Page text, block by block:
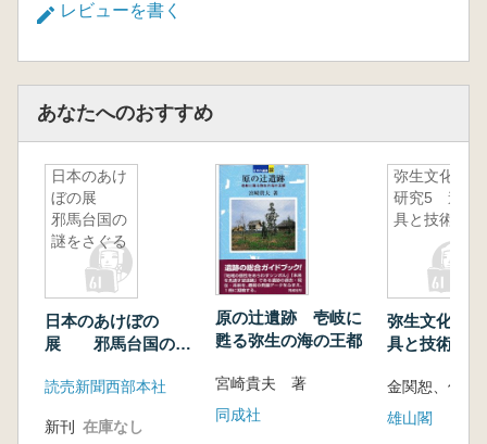
レビューを書く
あなたへのおすすめ
日本のあけ
ぼの展
邪馬台国の
謎をさぐる
日本のあけぼの
展 邪馬台国の謎
読売新聞西部本社
新刊 在庫なし
原の辻遺跡 壱岐に
甦る弥生の海の王都
宮崎貴夫 著
同成社
弥生文化の
研究5 道
具と技術1
弥生文化の
具と技術1
金関恕、佐
雄山閣